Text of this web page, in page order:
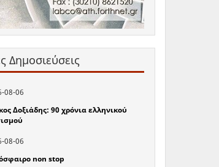
Δημοσιεύσεις
08-06
Δοξιάδης: 90 χρόνια ελληνικού
08-06
non stop